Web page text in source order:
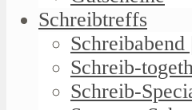
Schreibtreffs
Schreib-
Schreib-